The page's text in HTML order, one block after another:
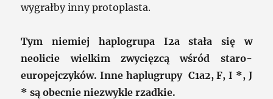
wygrałby inny protoplasta.
Tym niemiej haplogrupa I2a stała się w
neolicie wielkim zwycięzcą wśród staro-
europejczyków. Inne haplugrupy C1a2, F, I *, J
* są obecnie niezwykle rzadkie.